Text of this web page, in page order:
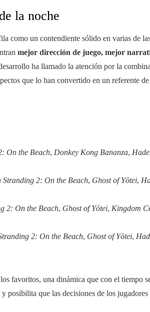
la noche
como un contendiente sólido en varias de
mejor dirección de juego, mejor
ha llamado la atención por la
que lo han convertido en un referente
On the Beach, Donkey Kong Bananza,
Stranding 2: On the Beach, Ghost of Yōtei,
2: On the Beach, Ghost of Yōtei, Kingdom
2: On the Beach, Ghost of Yōtei,
favoritos, una dinámica que con el tiempo
posibilita que las decisiones de los jugadores